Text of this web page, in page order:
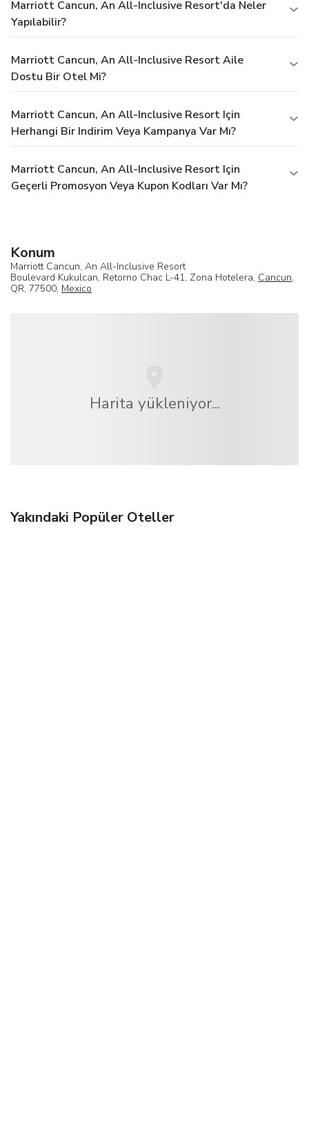
Marriott Cancun, An All-Inclusive Resort'da Neler
Yapılabilir?
Marriott Cancun, An All-Inclusive Resort Aile
Dostu Bir Otel Mi?
Marriott Cancun, An All-Inclusive Resort Için
Herhangi Bir Indirim Veya Kampanya Var Mı?
Marriott Cancun, An All-Inclusive Resort Için
Geçerli Promosyon Veya Kupon Kodları Var Mı?
Konum
Marriott Cancun, An All-Inclusive Resort
Boulevard Kukulcan, Retorno Chac L-41, Zona Hotelera, Cancun,
QR, 77500, Mexico
Harita yükleniyor...
Yakındaki Popüler Oteller